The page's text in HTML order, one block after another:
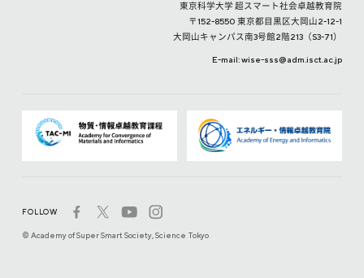
東京科学大学 超スマート社会卓越教育院
〒152-8550 東京都目黒区大岡山2-12-1
大岡山キャンパス南3号館2階213（S3-71）
E-mail: wise-sss adm.isct.ac.jp
FOLLOW
© Academy of Super Smart Society, Science Tokyo